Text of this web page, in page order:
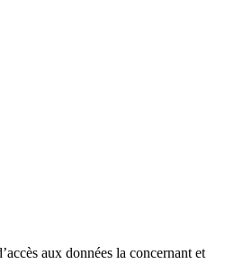
aux données la concernant et